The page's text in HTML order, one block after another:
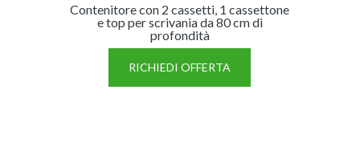
Contenitore con 2 cassetti, 1 cassettone
e top per scrivania da 80 cm di
profondità
RICHIEDI OFFERTA